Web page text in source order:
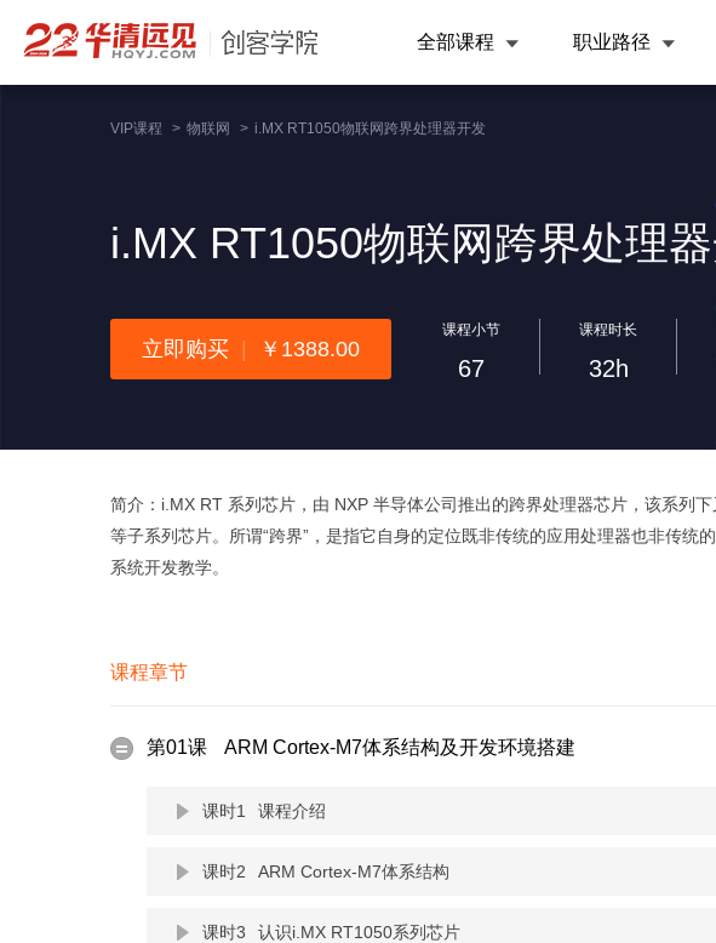
全部课程 职业路径
VIP课程 > 物联网 > i.MX RT1050物联网跨界处理器开发
i.MX RT1050物联网跨界处理
立即购买 ￥1388.00
课程小节
67
课程时长
32h
简介：i.MX RT 系列芯片，由 NXP 半导体公司推出的跨界处理器芯片，该系列
等子系列芯片。所谓“跨界”，是指它自身的定位既非传统的应用处理器也非传统
系统开发教学。
课程章节
第01课 ARM Cortex-M7体系结构及开发环境搭建
课时1 课程介绍
课时2 ARM Cortex-M7体系结构
课时3 认识i.MX RT1050系列芯片